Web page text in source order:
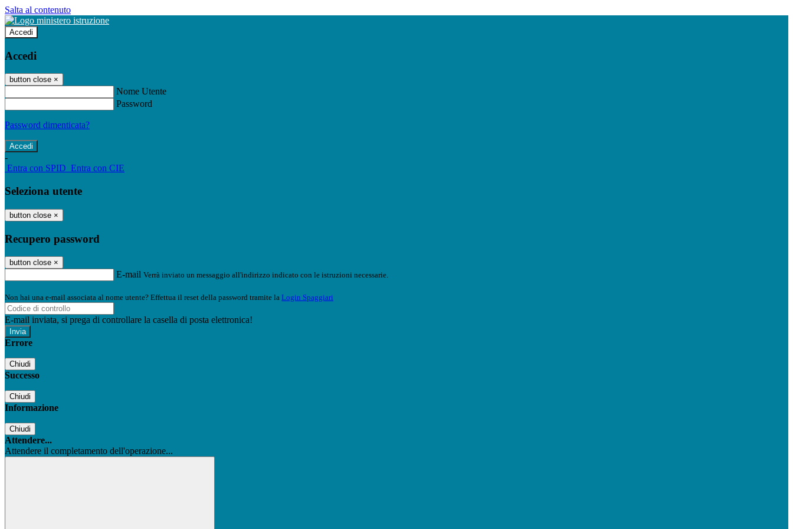
Salta al contenuto
Accedi
Accedi
button close ×
Nome Utente
Password
Password dimenticata?
-
Entra con SPID Entra con CIE
Seleziona utente
button close ×
Recupero password
button close ×
E-mail Verrà inviato un messaggio all'indirizzo indicato con le istruzioni necessarie.
Non hai una e-mail associata al nome utente? Effettua il reset della password tramite la Login Spaggiari
E-mail inviata, si prega di controllare la casella di posta elettronica!
Errore
Chiudi
Successo
Chiudi
Informazione
Chiudi
Attendere...
Attendere il completamento dell'operazione...